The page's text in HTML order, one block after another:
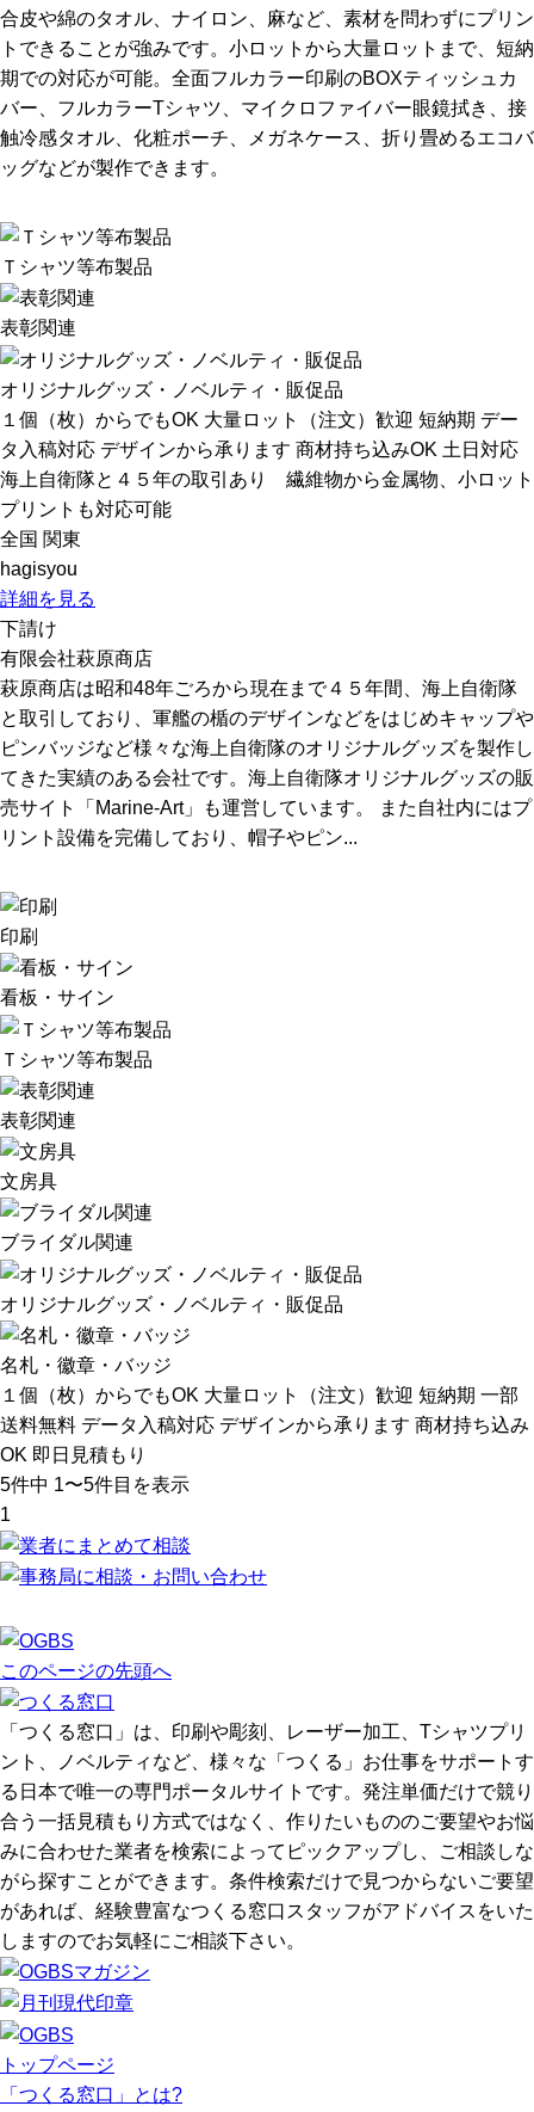
合皮や綿のタオル、ナイロン、麻など、素材を問わずにプリン
トできることが強みです。小ロットから大量ロットまで、短納
期での対応が可能。全面フルカラー印刷のBOXティッシュカ
バー、フルカラーTシャツ、マイクロファイバー眼鏡拭き、接
触冷感タオル、化粧ポーチ、メガネケース、折り畳めるエコバ
ッグなどが製作できます。
Ｔシャツ等布製品
表彰関連
オリジナルグッズ・ノベルティ・販促品
１個（枚）からでもOK 大量ロット（注文）歓迎 短納期 デー
タ入稿対応 デザインから承ります 商材持ち込みOK 土日対応
海上自衛隊と４５年の取引あり 繊維物から金属物、小ロット
プリントも対応可能
全国 関東
hagisyou
詳細を見る
下請け
有限会社萩原商店
萩原商店は昭和48年ごろから現在まで４５年間、海上自衛隊
と取引しており、軍艦の楯のデザインなどをはじめキャップや
ピンバッジなど様々な海上自衛隊のオリジナルグッズを製作し
てきた実績のある会社です。海上自衛隊オリジナルグッズの販
売サイト「Marine-Art」も運営しています。 また自社内にはプ
リント設備を完備しており、帽子やピン...
印刷
看板・サイン
Ｔシャツ等布製品
表彰関連
文房具
ブライダル関連
オリジナルグッズ・ノベルティ・販促品
名札・徽章・バッジ
１個（枚）からでもOK 大量ロット（注文）歓迎 短納期 一部
送料無料 データ入稿対応 デザインから承ります 商材持ち込み
OK 即日見積もり
5件中 1〜5件目を表示
1
このページの先頭へ
「つくる窓口」は、印刷や彫刻、レーザー加工、Tシャツプリ
ント、ノベルティなど、様々な「つくる」お仕事をサポートす
る日本で唯一の専門ポータルサイトです。発注単価だけで競り
合う一括見積もり方式ではなく、作りたいもののご要望やお悩
みに合わせた業者を検索によってピックアップし、ご相談しな
がら探すことができます。条件検索だけで見つからないご要望
があれば、経験豊富なつくる窓口スタッフがアドバイスをいた
しますのでお気軽にご相談下さい。
トップページ
「つくる窓口」とは?